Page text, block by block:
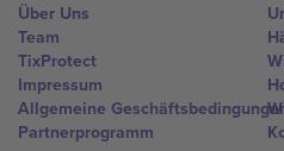
Über Uns
Team
TixProtect
Impressum
Allgemeine
Partnerprogramm